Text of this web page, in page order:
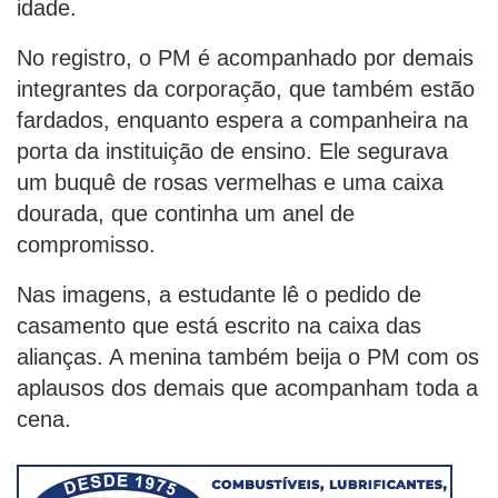
idade.
No registro, o PM é acompanhado por demais
integrantes da corporação, que também estão
fardados, enquanto espera a companheira na
porta da instituição de ensino. Ele segurava
um buquê de rosas vermelhas e uma caixa
dourada, que continha um anel de
compromisso.
Nas imagens, a estudante lê o pedido de
casamento que está escrito na caixa das
alianças. A menina também beija o PM com os
aplausos dos demais que acompanham toda a
cena.